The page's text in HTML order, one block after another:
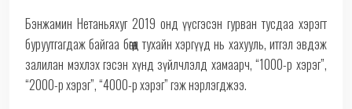
Бэнжамин Нетаньяхуг 2019 онд үүсгэсэн гурван тусдаа хэрэгт
буруутгагдаж байгаа бөгөөд тухайн хэргүүд нь хахууль, итгэл эвдэж
залилан мэхлэх гэсэн хүнд зүйлчлэлд хамаарч, “1000-р хэрэг”,
“2000-р хэрэг”, “4000-р хэрэг” гэж нэрлэгджээ.